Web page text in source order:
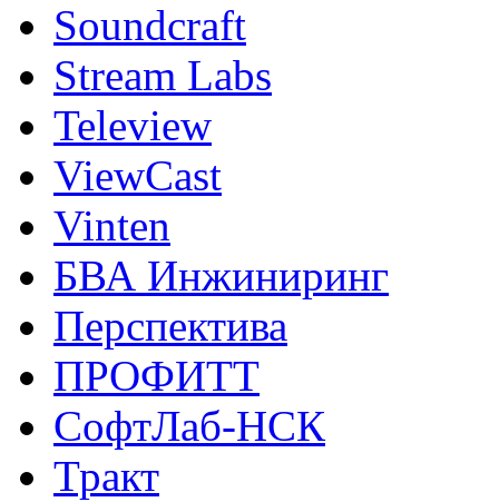
Soundcraft
Stream Labs
Teleview
ViewCast
Vinten
БВА Инжиниринг
Перспектива
ПРОФИТТ
СофтЛаб-НСК
Тракт